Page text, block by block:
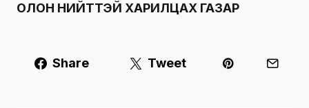
ОЛОН НИЙТТЭЙ ХАРИЛЦАХ ГАЗАР
Share Tweet